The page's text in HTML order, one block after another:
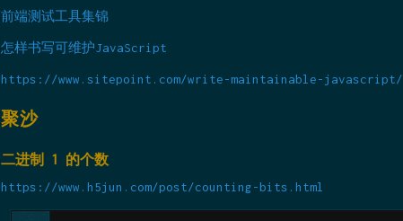
前端测试工具集锦
怎样书写可维护JavaScript
https://www.sitepoint.com/write-maintainable-javascript/
聚沙
二进制 1 的个数
https://www.h5jun.com/post/counting-bits.html